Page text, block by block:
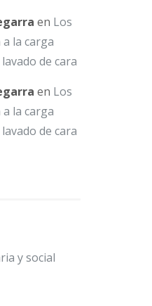
en Los
la carga
de cara
en Los
la carga
de cara
y social